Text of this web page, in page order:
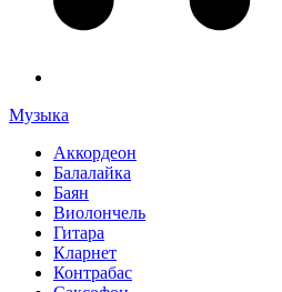
Музыка
Аккордеон
Балалайка
Баян
Виолончель
Гитара
Кларнет
Контрабас